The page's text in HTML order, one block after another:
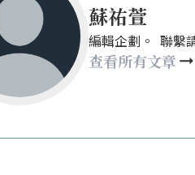
蘇祐萱
編輯企劃。 聯繫
查看所有文章